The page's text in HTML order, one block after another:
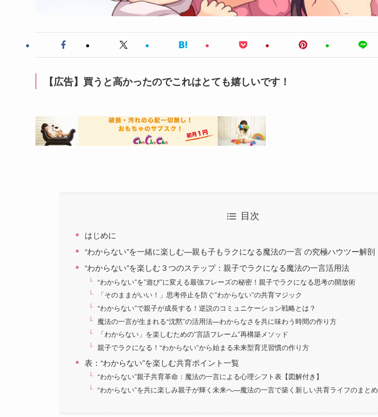
【広告】買うと高かったのでこれはとても嬉しいです！
目次
はじめに
“わからない”を一緒に楽しむ—親も子もラクになる魔法の一言 の究極ハウツー解剖
“わからない”を楽しむ３つのステップ：親子でラクになる魔法の一言活用法
“わからない”を”遊び”に変える最強フレーズの秘密！親子でラクになる思考の開放術
「そのままがいい！」思考停止を防ぐ”わからない”の共育マジック
“わからない”で親子が成長する！逆説のコミュニケーション戦略とは？
魔法の一言が生まれる“沈黙”の活用法—わからなさを共に味わう時間の作り方
「わからない」を楽しむための”言語フレーム”再構築メソッド
親子でラクになる！“わからない”から始まる未来型育児習慣の作り方
表：“わからない”を楽しむ共育ポイント一覧
“わからない”親子共育革命：魔法の一言による心理シフト表【図解付き】
“わからない”を共に楽しみ親子が輝く未来へ—魔法の一言で築く新しい共育ライフのまとめ